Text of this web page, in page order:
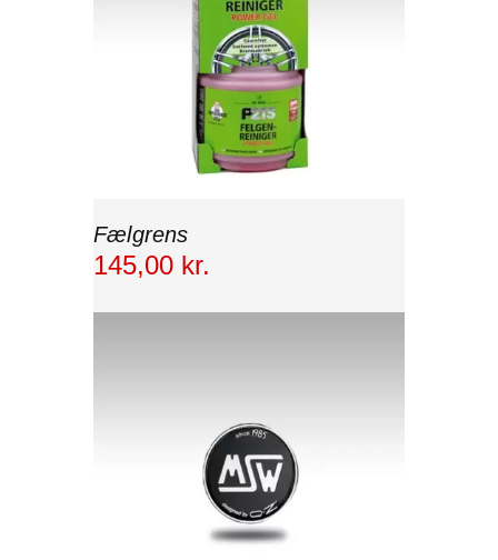
Fælgrens
145,00 kr.